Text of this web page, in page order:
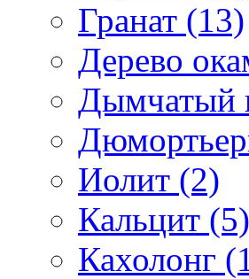
Гранат (13)
Дерево
Дымчатый
Иолит (2)
Кальцит (5)
Кахолонг